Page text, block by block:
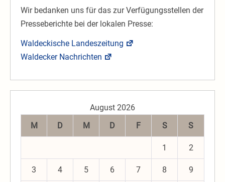
Wir bedanken uns für das zur Verfügungsstellen der
Presseberichte bei der lokalen Presse:
Waldeckische Landeszeitung
Waldecker Nachrichten
August 2026
M
D M D F S S
1 2
3 4 5 6 7 8 9